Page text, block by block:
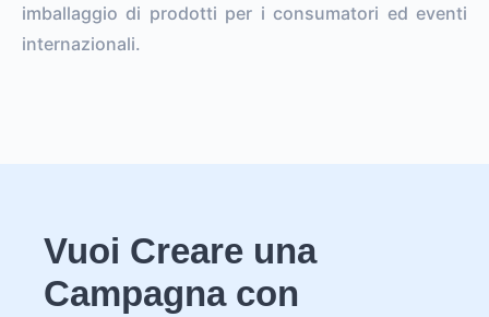
imballaggio di prodotti per i consumatori ed eventi
internazionali.
Vuoi Creare una
Campagna con